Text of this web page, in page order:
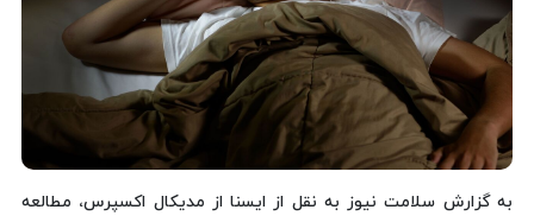
به گزارش سلامت نیوز به نقل از ایسنا از مدیکال اکسپرس، مطالعه